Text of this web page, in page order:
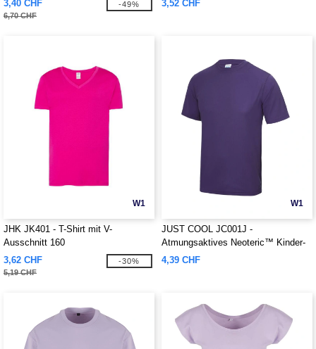
3,40 CHF
6,70 CHF
-49% 3,52 CHF
W1
JHK JK401 - T-Shirt mit V-
Ausschnitt 160
3,62 CHF
5,19 CHF
-30%
W1
JUST COOL JC001J -
Atmungsaktives Neoteric™ Kinder-
T-Shirt
4,39 CHF